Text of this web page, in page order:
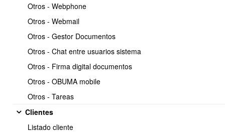
Otros - Webphone
Otros - Webmail
Otros - Gestor Documentos
Otros - Chat entre usuarios sistema
Otros - Firma digital documentos
Otros - OBUMA mobile
Otros - Tareas
Clientes
Listado cliente
Miscelaneos/Casos de Uso - Inventarios
Imprimir << Anterior 5 / 6
Actualizar COSTO DE
IMPORTACIÓN (costo
fábrica) de forma masiva vía